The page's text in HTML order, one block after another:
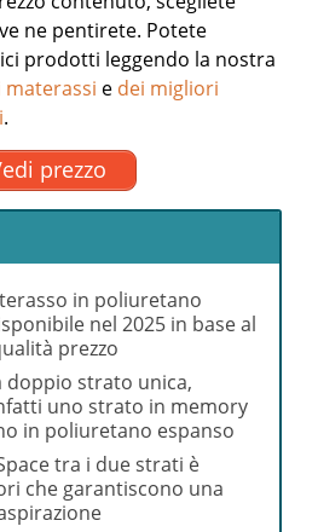
ne pentirete. Potete
prodotti leggendo la nostra
e dei migliori
.
prezzo
in poliuretano
nel 2025 in base al
prezzo
strato unica,
uno strato in memory
in poliuretano espanso
tra i due strati è
che garantiscono una